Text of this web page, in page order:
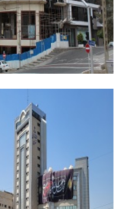
– به مساحت ۴۶۰۰ متر مربع
اداری,